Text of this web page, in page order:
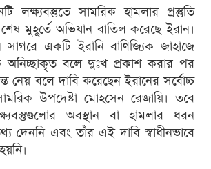
লক্ষ্যবস্তুতে সামরিক হামলার প্রস্তুতি
মুহূর্তে অভিযান বাতিল করেছে ইরান।
সাগরে একটি ইরানি বাণিজ্যিক জাহাজে
অনিচ্ছাকৃত বলে দুঃখ প্রকাশ করার পর
নেয় বলে দাবি করেছেন ইরানের সর্বোচ্চ
উপদেষ্টা মোহসেন রেজায়ি। তবে
অবস্থান বা হামলার ধরন
দেননি এবং তাঁর এই দাবি স্বাধীনভাবে